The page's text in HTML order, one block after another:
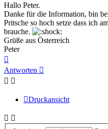
Hallo Peter.
Danke für die Information, bin
Pritsche so hoch setze dass ich
brauche.
Grüße aus Österreich
Peter
oben
Antworten
Druckansicht